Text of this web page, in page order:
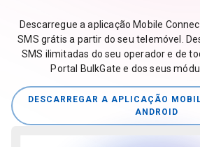
Descarregue a aplicação Mobile
SMS grátis a partir do seu telemóvel.
SMS ilimitadas do seu operador e de
Portal BulkGate e dos seus
DESCARREGAR A APLICAÇÃO
ANDROID